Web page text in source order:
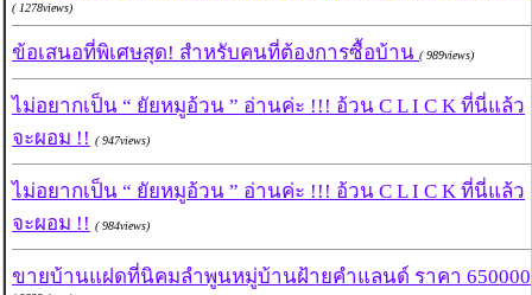
( 1278views)
ข้อเสนอที่พิเศษสุด! สำหรับคนที่ต้องการซื้อบ้าน ( 989views)
ไม่อยากเป็น “ ยัยหมูอ้วน ” อ่านค่ะ !!! อ้วน C L I C K ที่นี่แล้ว
จะผอม !! ( 947views)
ไม่อยากเป็น “ ยัยหมูอ้วน ” อ่านค่ะ !!! อ้วน C L I C K ที่นี่แล้ว
จะผอม !! ( 984views)
ขายบ้านแฝดที่นิคมลำพูนหมู่บ้านฝ้ายคำแลนด์ ราคา 650000